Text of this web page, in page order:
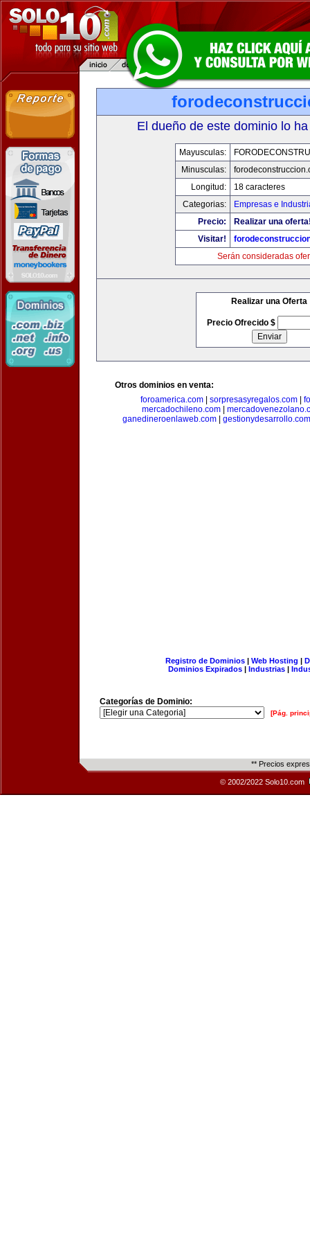
El dueño de este dominio lo
Mayusculas:
Minusculas:
Longitud:
18 caracteres
Categorias:
Empresas e
Precio:
Realizar una
Visitar!
Serán consideradas
Realizar una Oferta
Precio Ofrecido $
Otros dominios en venta:
foroamerica.com
sorpresasyregalos.com
mercadochileno.com
ganedineroenlaweb.com
gestionydesarrollo.com
Registro de Dominios| Web Hosting |
Dominios Expirados | Industrias |
Categorías de Dominio:
[Pág.
** Precios
© 2002/2022 Solo10.com